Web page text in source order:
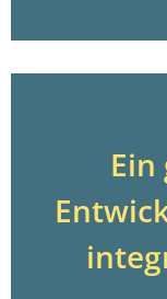
Ein